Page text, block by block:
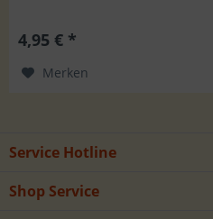
4,95 € *
Merken
Service Hotline
Shop Service